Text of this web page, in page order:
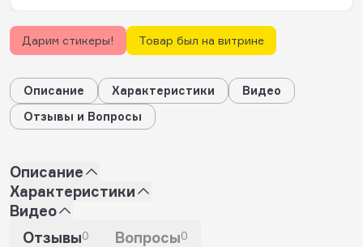
Дарим стикеры! Товар был на витрине
Описание Характеристики
Видео
Отзывы и Вопросы
Описание
Характеристики
Видео
Отзывы0 Вопросы0